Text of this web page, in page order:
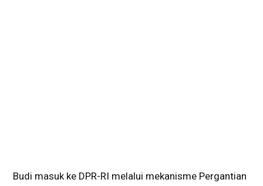
Budi masuk ke DPR-RI melalui mekanisme Pergantian